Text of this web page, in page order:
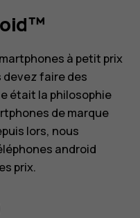
à petit prix
devez faire des
était la philosophie
de marque
lors, nous
android
prix.